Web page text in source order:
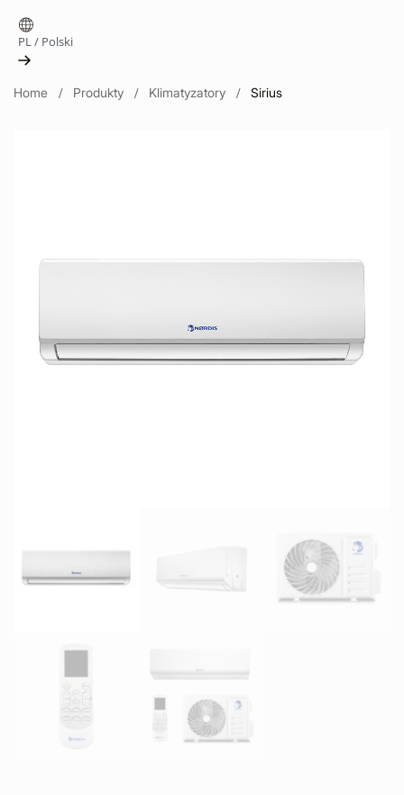
PL/ Polski
Home Produkty Klimatyzatory Sirius